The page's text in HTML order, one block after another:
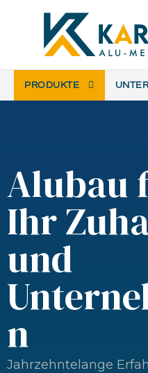
PRODUKTE
Alubau
Ihr
und
n
Jahrzehntelange